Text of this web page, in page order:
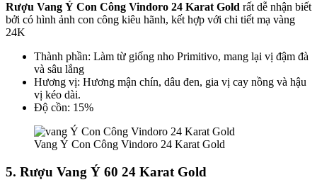
Rượu Vang Ý Con Công Vindoro 24 Karat Gold rất dễ nhận biết
bởi có hình ảnh con công kiêu hãnh, kết hợp với chi tiết mạ vàng
24K
Thành phần: Làm từ giống nho Primitivo, mang lại vị đậm đà
và sâu lắng
Hương vị: Hương mận chín, dâu đen, gia vị cay nồng và hậu
vị kéo dài.
Độ cồn: 15%
Vang Ý Con Công Vindoro 24 Karat Gold
5. Rượu Vang Ý 60 24 Karat Gold